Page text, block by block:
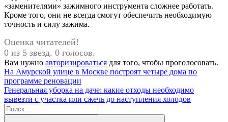
«заменителями» зажимного инструмента сложнее работать.
Кроме того, они не всегда смогут обеспечить необходимую
точность и силу зажима.
Оценка читателей!
0 из 5 звезд. 0 голосов.
Вам нужно авторизироваться для того, чтобы проголосовать.
Навигация
по
записям
Предыдущая
запись:
На Амурской улице в Москве построят четыре дома по
программе реновации
Следующая
запись:
Генеральная уборка на даче: какие отходы необходимо
вывезти с участка или сжечь до наступления холодов
Поиск
для: